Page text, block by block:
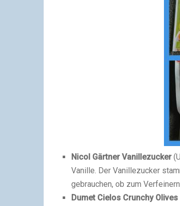
Nicol Gärtner Vanillezucker
Vanille. Der Vanillezucker
gebrauchen, ob zum
Dumet Cielos Crunchy Olives